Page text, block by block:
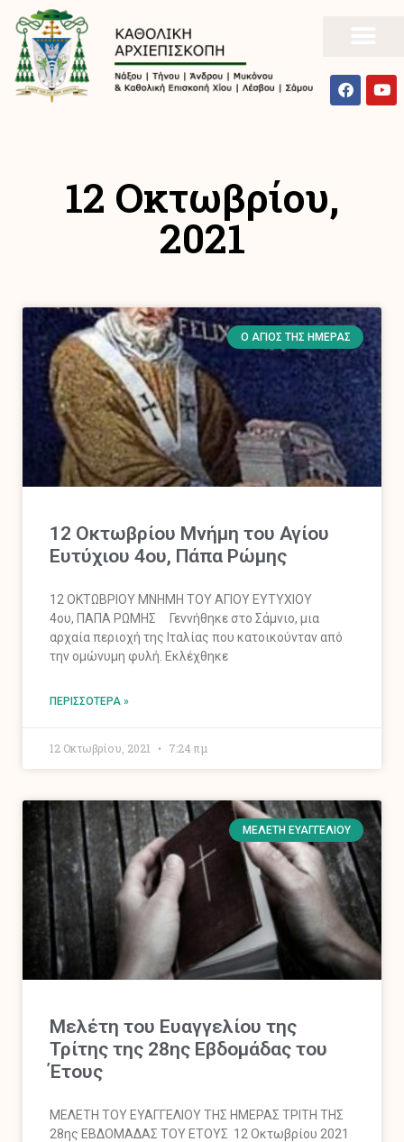
12 Οκτωβρίου,
2021
Ο ΆΓΙΟΣ ΤΗΣ ΗΜΈΡΑΣ
12 Οκτωβρίου Μνήμη του Αγίου
Ευτύχιου 4ου, Πάπα Ρώμης
12 ΟΚΤΩΒΡΙΟΥ ΜΝΗΜΗ ΤΟΥ ΑΓΙΟΥ ΕΥΤΥΧΙΟΥ
4ου, ΠΑΠΑ ΡΩΜΗΣ Γεννήθηκε στο Σάμνιο, μια
αρχαία περιοχή της Ιταλίας που κατοικούνταν από
την ομώνυμη φυλή. Εκλέχθηκε
ΠΕΡΙΣΣΌΤΕΡΑ »
12 Οκτωβρίου, 2021 7:24 πμ
ΜΕΛΈΤΗ ΕΥΑΓΓΕΛΊΟΥ
Μελέτη του Ευαγγελίου της
Τρίτης της 28ης Εβδομάδας του
Έτους
MΕΛΕΤΗ ΤΟΥ ΕΥΑΓΓΕΛΙΟΥ ΤΗΣ ΗΜΕΡΑΣ ΤΡΙΤΗ ΤΗΣ
28ης ΕΒΔΟΜΑΔΑΣ ΤΟΥ ΕΤΟΥΣ 12 Οκτωβρίου 2021